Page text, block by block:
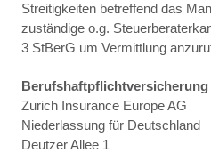
Streitigkeiten betreffend das
zuständige o.g.
3 StBerG um Vermittlung
Berufshaftpflichtversicherung
Zurich Insurance Europe AG
Niederlassung für Deutschland
Deutzer Allee 1